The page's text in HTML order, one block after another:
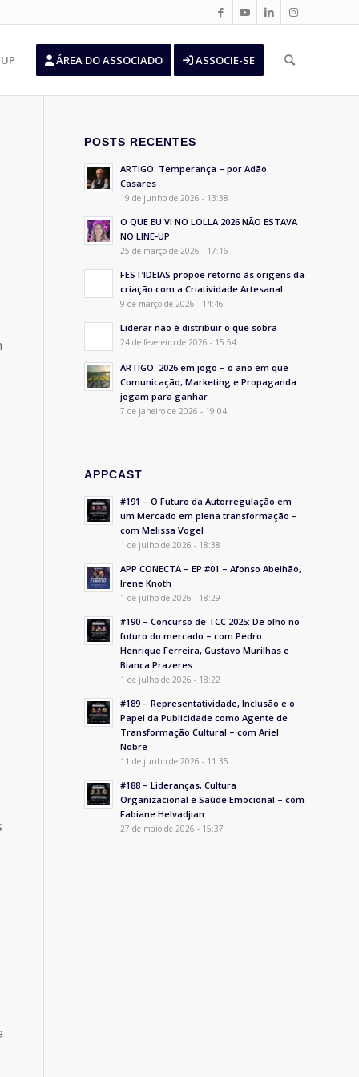
ÁREA DO ASSOCIADO ASSOCIE-SE
POSTS RECENTES
ARTIGO: Temperança – por Adão
Casares
19 de junho de 2026 - 13:38
O QUE EU VI NO LOLLA 2026 NÃO ESTAVA
NO LINE-UP
25 de março de 2026 - 17:16
FEST’IDEIAS propõe retorno às origens da
criação com a Criatividade Artesanal
9 de março de 2026 - 14:46
Liderar não é distribuir o que sobra
24 de fevereiro de 2026 - 15:54
ARTIGO: 2026 em jogo – o ano em que
Comunicação, Marketing e Propaganda
jogam para ganhar
7 de janeiro de 2026 - 19:04
APPCAST
#191 – O Futuro da Autorregulação em
um Mercado em plena transformação –
com Melissa Vogel
1 de julho de 2026 - 18:38
APP CONECTA – EP #01 – Afonso Abelhão,
Irene Knoth
1 de julho de 2026 - 18:29
#190 – Concurso de TCC 2025: De olho no
futuro do mercado – com Pedro
Henrique Ferreira, Gustavo Murilhas e
Bianca Prazeres
1 de julho de 2026 - 18:22
#189 – Representatividade, Inclusão e o
Papel da Publicidade como Agente de
Transformação Cultural – com Ariel
Nobre
11 de junho de 2026 - 11:35
#188 – Lideranças, Cultura
Organizacional e Saúde Emocional – com
Fabiane Helvadjian
27 de maio de 2026 - 15:37